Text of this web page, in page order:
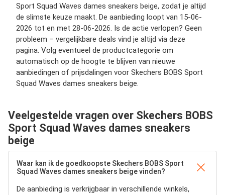
Sport Squad Waves dames sneakers beige, zodat je altijd
de slimste keuze maakt. De aanbieding loopt van 15-06-
2026 tot en met 28-06-2026. Is de actie verlopen? Geen
probleem – vergelijkbare deals vind je altijd via deze
pagina. Volg eventueel de productcategorie om
automatisch op de hoogte te blijven van nieuwe
aanbiedingen of prijsdalingen voor Skechers BOBS Sport
Squad Waves dames sneakers beige.
Veelgestelde vragen over Skechers BOBS
Sport Squad Waves dames sneakers
beige
Waar kan ik de goedkoopste Skechers BOBS Sport
Squad Waves dames sneakers beige vinden?
De aanbieding is verkrijgbaar in verschillende winkels,